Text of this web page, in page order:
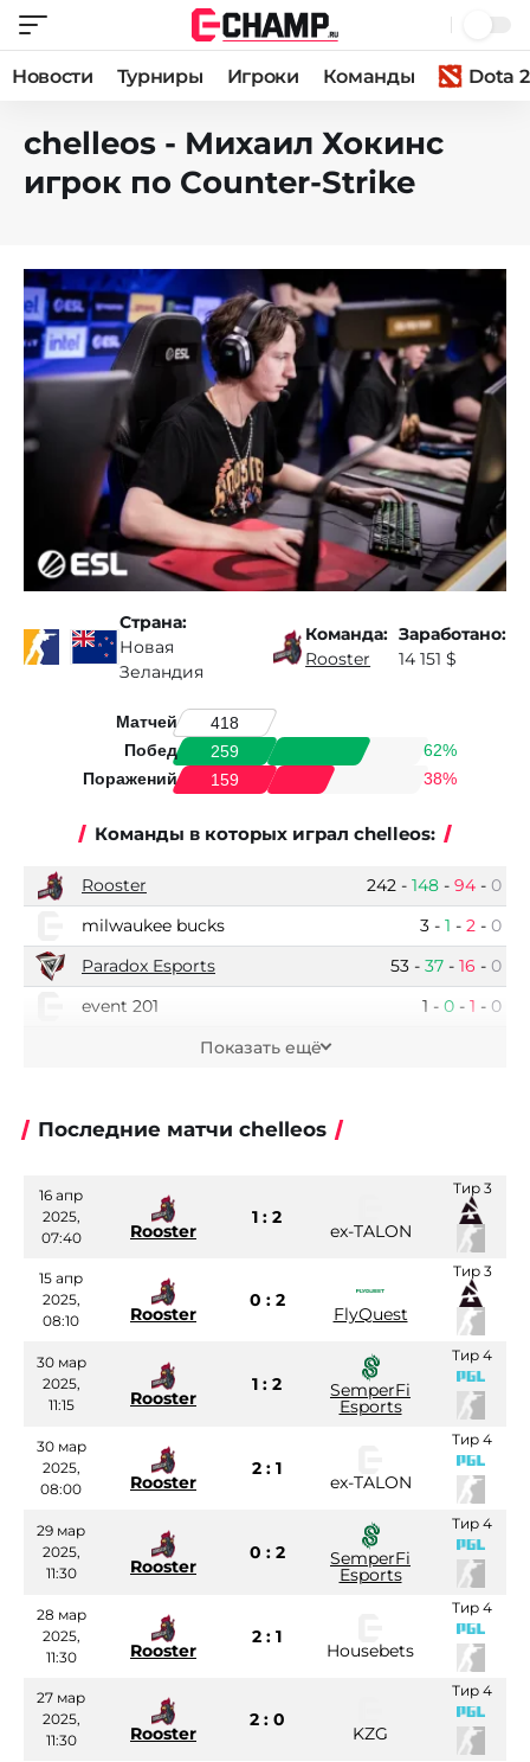
Новости Турниры Игроки Команды Dota 2
chelleos - Михаил Хокинс
игрок по Counter-Strike
Страна:
Новая
Зеландия
Команда:
Rooster
Заработано:
14 151 $
Матчей
418
Побед
259
62%
Поражений
159 38%
Команды в которых играл chelleos:
Rooster 242 - 148 - 94 - 0
milwaukee bucks
3 - 1 - 2 - 0
Paradox Esports
53 - 37 - 16 - 0
event 201
1 - 0 - 1 - 0
Показать ещё
Последние матчи chelleos
16 апр
2025,
07:40
Rooster
1 : 2
ex-TALON
Тир 3
15 апр
2025,
08:10
Rooster
0 : 2
FlyQuest
Тир 3
30 мар
2025,
11:15
Rooster
1 : 2 SemperFi
Esports
Тир 4
30 мар
2025,
08:00
Rooster
2 : 1
ex-TALON
Тир 4
29 мар
2025,
11:30
Rooster
0 : 2 SemperFi
Esports
Тир 4
28 мар
2025,
11:30
Rooster
2 : 1
Housebets
Тир 4
27 мар
2025,
11:30
Rooster
2 : 0
KZG
Тир 4